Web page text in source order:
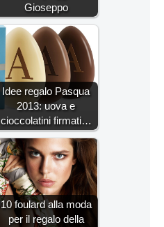
Gioseppo
Idee regalo Pasqua
2013: uova e
cioccolatini firmati…
10 foulard alla moda
per il regalo della